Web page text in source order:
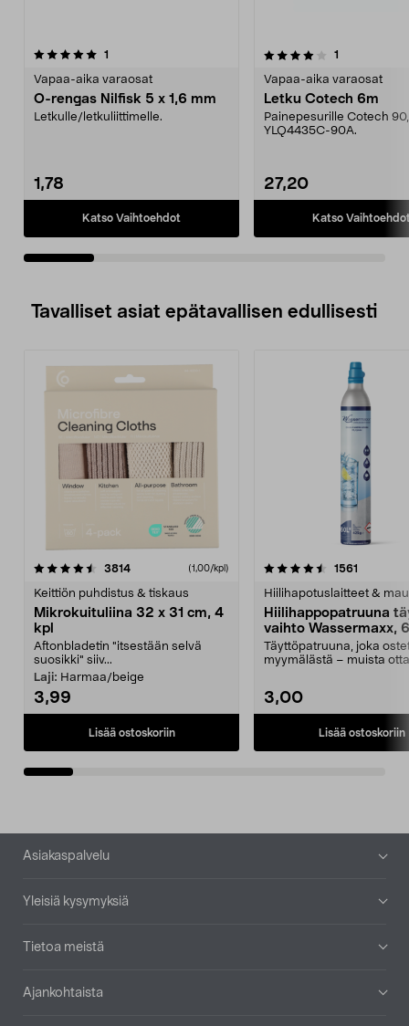
1
Vapaa-aika varaosat
O-rengas Nilfisk 5 x 1,6 mm
Letkulle/letkuliittimelle.
1,78
Katso Vaihtoehdot
4.0viidestä
1
Vapaa-aika varaosat
Letku Cotech 6m
Painepesurille Cotech
YLQ4435C-90A.
27,20
Katso
0.0 viidestä
Tavalliset asiat epätavallisen edullisesti
3814arvostelut (1,00/kpl)
Keittiön puhdistus & tiskaus
Mikrokuituliina 32 x 31 cm, 4
kpl
Aftonbladetin "itsestään selvä
suosikki" siiv...
Laji: Harmaa/beige
3,99
Lisää ostoskoriin
4.5viidestä
1561
Hiilihapotuslaitteet &
Hiilihappopatruuna
vaihto Wassermaxx,
Täyttöpatruuna, joka
myymälästä – muista
3,00
Lisää ostoskoriin
4.5viidestä
Alatunniste
Asiakaspalvelu
Yleisiä kysymyksiä
Tietoa meistä
Ajankohtaista